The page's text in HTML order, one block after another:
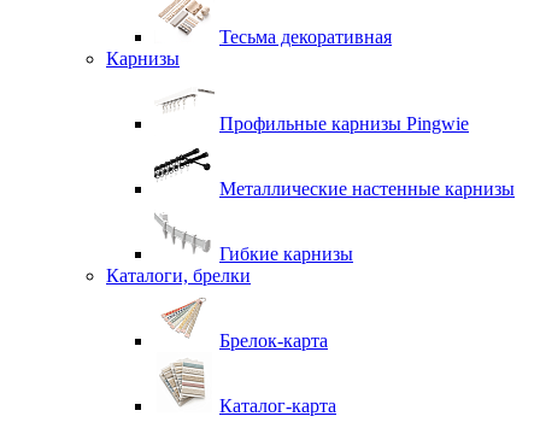
Тесьма декоративная
Карнизы
Профильные карнизы Pingwie
Металлические настенные карнизы
Гибкие карнизы
Каталоги, брелки
Брелок-карта
Каталог-карта